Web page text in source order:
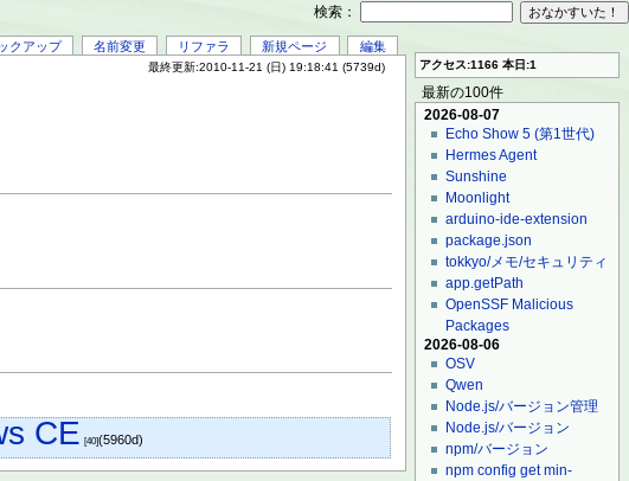
クアップ 名前変更 リファラ 新規ページ 編集
最終更新:2010-11-21 (日) 19:18:41 (5739d)
CE [40](5960d)
アクセス:1166 本日:1
最新の100件
2026-08-07
Echo Show 5 (第1世代)
Hermes Agent
Sunshine
Moonlight
arduino-ide-extension
package.json
tokkyo/メモ/セキュリティ
app.getPath
OpenSSF Malicious
Packages
2026-08-06
OSV
Qwen
Node.js/バージョン管理
Node.js/バージョン
npm/バージョン
npm config get min-
検索：